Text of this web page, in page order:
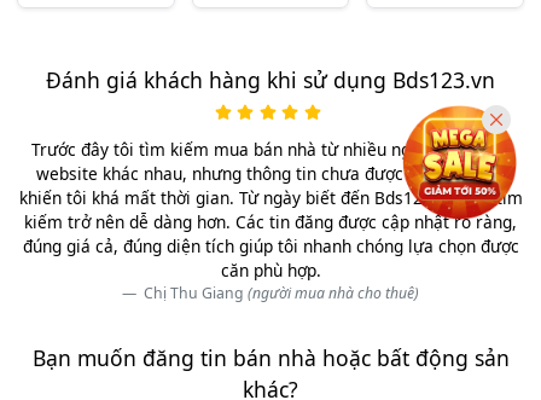
Đánh giá khách hàng khi sử dụng Bds123.vn
Trước đây tôi tìm kiếm mua bán nhà từ nhiều nguồn và nhiều
website khác nhau, nhưng thông tin chưa được kiểm chứng,
khiến tôi khá mất thời gian. Từ ngày biết đến Bds123.vn việc tìm
kiếm trở nên dễ dàng hơn. Các tin đăng được cập nhật rõ ràng,
đúng giá cả, đúng diện tích giúp tôi nhanh chóng lựa chọn được
căn phù hợp.
Chị Thu Giang (người mua nhà cho thuê)
Bạn muốn đăng tin bán nhà hoặc bất động sản
khác?